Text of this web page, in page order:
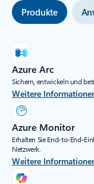
Produkte
Azure Arc
Sichern, entwickeln und
Weitere
Azure Monitor
Erhalten Sie End-to-End-
Netzwerk.
Weitere